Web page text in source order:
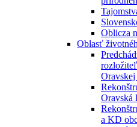
Oblicza
Oblasť
Oravská
a KD